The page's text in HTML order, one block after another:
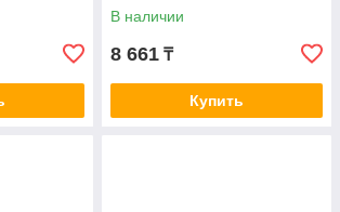
В наличии
8 661 ₸
Купить